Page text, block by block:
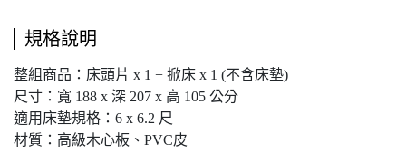
規格說明
整組商品：床頭片 x 1 + 掀床 x 1 (不含床墊)
尺寸：寬 188 x 深 207 x 高 105 公分
適用床墊規格：6 x 6.2 尺
材質：高級木心板、PVC皮